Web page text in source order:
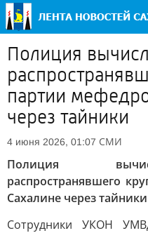
Полиция
партии
через тайники
4 июня 2026, 01:07 СМИ
Полиция
распространявшего
Сахалине через тайники
Сотрудники УКОН